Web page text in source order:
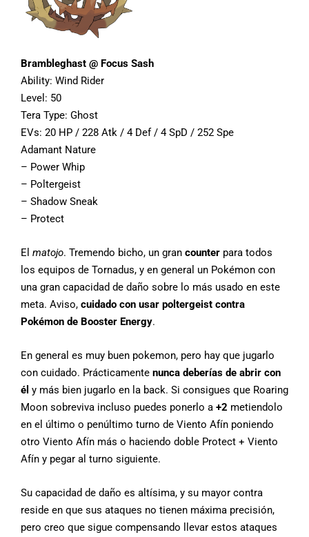
Brambleghast @ Focus Sash
Ability: Wind Rider
Level: 50
Tera Type: Ghost
EVs: 20 HP / 228 Atk / 4 Def / 4 SpD / 252 Spe
Adamant Nature
– Power Whip
– Poltergeist
– Shadow Sneak
– Protect
El matojo. Tremendo bicho, un gran counter para todos
los equipos de Tornadus, y en general un Pokémon con
una gran capacidad de daño sobre lo más usado en este
meta. Aviso, cuidado con usar poltergeist contra
Pokémon de Booster Energy.
En general es muy buen pokemon, pero hay que jugarlo
con cuidado. Prácticamente nunca deberías de abrir con
él y más bien jugarlo en la back. Si consigues que Roaring
Moon sobreviva incluso puedes ponerlo a +2 metiendolo
en el último o penúltimo turno de Viento Afín poniendo
otro Viento Afín más o haciendo doble Protect + Viento
Afín y pegar al turno siguiente.
Su capacidad de daño es altísima, y su mayor contra
reside en que sus ataques no tienen máxima precisión,
pero creo que sigue compensando llevar estos ataques